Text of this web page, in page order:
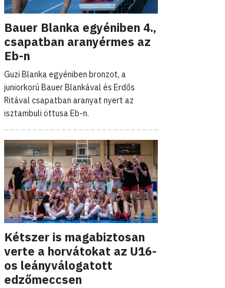
Bauer Blanka egyéniben 4.,
csapatban aranyérmes az
Eb-n
Guzi Blanka egyéniben bronzot, a
juniorkorú Bauer Blankával és Erdős
Ritával csapatban aranyat nyert az
isztambuli öttusa Eb-n.
Kétszer is magabiztosan
verte a horvátokat az U16-
os leányválogatott
edzőmeccsen